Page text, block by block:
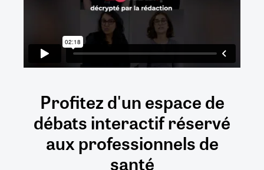
Profitez d'un espace de
débatsinteractifréservé
auxprofessionnels de
santé